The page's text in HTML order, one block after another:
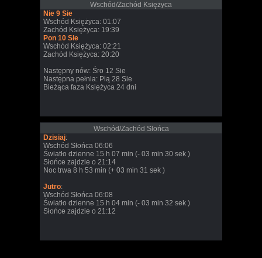
Wschód/Zachód Księżyca
Nie 9 Sie
Wschód Księżyca: 01:07
Zachód Księżyca: 19:39
Pon 10 Sie
Wschód Księżyca: 02:21
Zachód Księżyca: 20:20
Następny nów: Śro 12 Sie
Następna pełnia: Pią 28 Sie
Bieżąca faza Księżyca 24 dni
Wschód/Zachód Slońca
Dzisiaj:
Wschód Słońca 06:06
Światło dzienne 15 h 07 min (- 03 min 30 sek )
Słońce zajdzie o 21:14
Noc trwa 8 h 53 min (+ 03 min 31 sek )
Jutro:
Wschód Słońca 06:08
Światło dzienne 15 h 04 min (- 03 min 32 sek )
Słońce zajdzie o 21:12